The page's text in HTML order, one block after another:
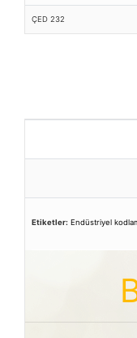
ÇED 232
Etiketler: Endüstriyel